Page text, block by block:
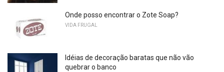
Onde posso encontrar o Zote Soap?
VIDA FRUGAL
Idéias de decoração baratas que não vão
quebrar o banco